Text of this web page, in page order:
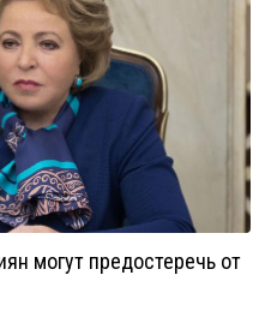
могут предостеречь от